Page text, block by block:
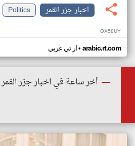
اخبار جزر القمر
Politics
OX58UY
ار تي عربي• arabic.rt.com
أخر ساعة في اخبار جزر القمر